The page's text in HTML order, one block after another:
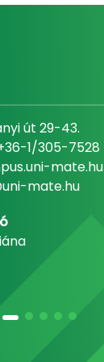
út 29-43.
1/305-7528
mate.hu
mate.hu